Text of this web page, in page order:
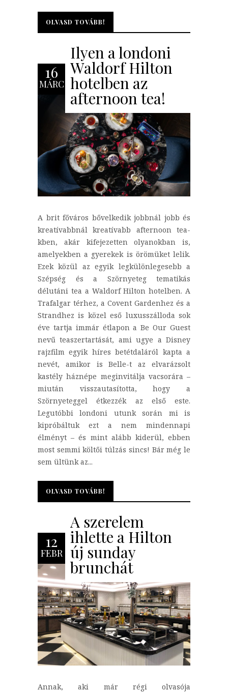
OLVASD TOVÁBB!
OLVASD TOVÁBB!
16
MÁRC
Ilyen a londoni
Waldorf Hilton
hotelben az
afternoon tea!
A brit főváros bővelkedik jobbnál jobb és
kreatívabbnál kreatívabb afternoon tea-
kben, akár kifejezetten olyanokban is,
amelyekben a gyerekek is örömüket lelik.
Ezek közül az egyik legkülönlegesebb a
Szépség és a Szörnyeteg tematikás
délutáni tea a Waldorf Hilton hotelben. A
Trafalgar térhez, a Covent Gardenhez és a
Strandhez is közel eső luxusszálloda sok
éve tartja immár étlapon a Be Our Guest
nevű teaszertartását, ami ugye a Disney
rajzfilm egyik híres betétdaláról kapta a
nevét, amikor is Belle-t az elvarázsolt
kastély háznépe meginvitálja vacsorára –
miután visszautasította, hogy a
Szörnyeteggel étkezzék az első este.
Legutóbbi londoni utunk során mi is
kipróbáltuk ezt a nem mindennapi
élményt – és mint alább kiderül, ebben
most semmi költői túlzás sincs! Bár még le
sem ültünk az...
OLVASD TOVÁBB!
OLVASD TOVÁBB!
12
FEBR
A szerelem
ihlette a Hilton
új sunday
brunchát
Annak, aki már régi olvasója